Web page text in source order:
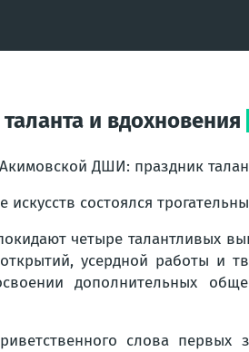
и вдохновения
ДШИ: праздник
состоялся
четыре талантливых
усердной работы и
дополнительных
слова